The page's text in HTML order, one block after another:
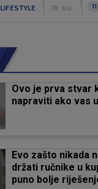
LIFESTYLE 18. svi. 11
Ovo je prva stvar
napraviti ako vas
Evo zašto nikada
držati ručnike u
puno bolje